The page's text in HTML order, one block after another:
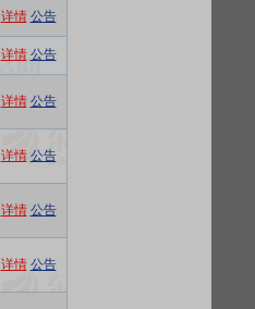
详情 公告
详情 公告
详情 公告
详情 公告
详情 公告
详情 公告